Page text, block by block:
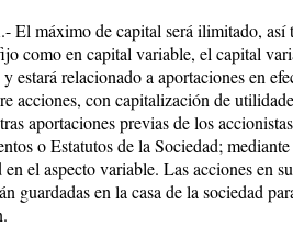
El máximo de capital será ilimitado, así
como en capital variable, el capital
estará relacionado a aportaciones en
acciones, con capitalización de
aportaciones previas de los
o Estatutos de la Sociedad;
en el aspecto variable. Las acciones en
guardadas en la casa de la sociedad